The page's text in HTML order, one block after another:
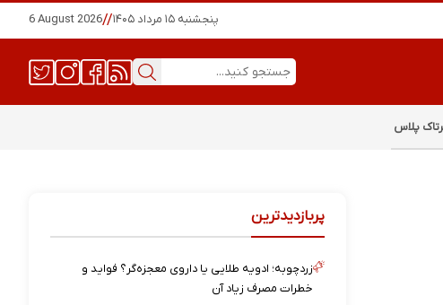
پنجشنبه ۱۵ مرداد ۱۴۰۵ //
6 August 2026
پلاس
پربازدیدترین
زردچوبه؛ ادویه طلایی یا داروی معجزه‌گر؟ فواید و
خطرات مصرف زیاد آن